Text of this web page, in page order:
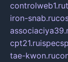
controlweb1.ru
iron-snab.ru
cpt21.ru
tae-kwon.ru